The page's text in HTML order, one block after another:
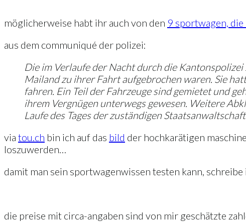
möglicherweise habt ihr auch von den 9 sportwagen,
aus dem communiqué der polizei:
Die im Verlaufe der Nacht durch die
Mailand zu ihrer Fahrt aufgebrochen waren. Sie
fahren. Ein Teil der Fahrzeuge sind gemietet und
ihrem Vergnügen unterwegs gewesen. Weitere
Laufe des Tages der zuständigen
via tou.ch bin ich auf das bild der hochkarätigen
loszuwerden…
damit man sein sportwagenwissen testen kann,
die preise mit circa-angaben sind von mir geschätzte